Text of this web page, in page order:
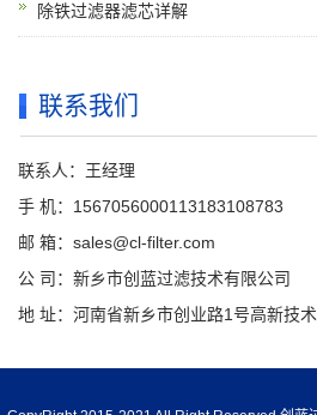
除铁过滤器滤芯详解
联系我们
联系人：王经理
手 机：1567056000113183108783
邮 箱：sales@cl-filter.com
公 司：新乡市创蓝过滤技术有限公司
地 址：河南省新乡市创业路1号高新技